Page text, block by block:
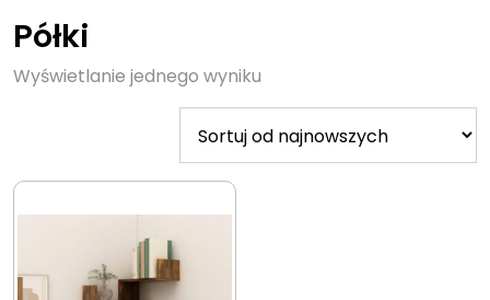
Półki
Wyświetlanie jednego wyniku